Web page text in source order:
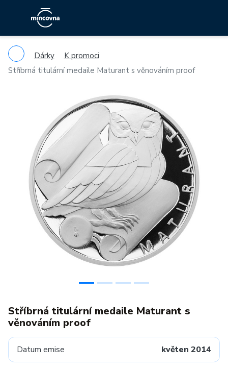
Dárky
K promoci
Stříbrná titulární medaile Maturant s věnováním proof
Previous
Stříbrná titulární medaile Maturant s
věnováním proof
Datum emise květen 2014